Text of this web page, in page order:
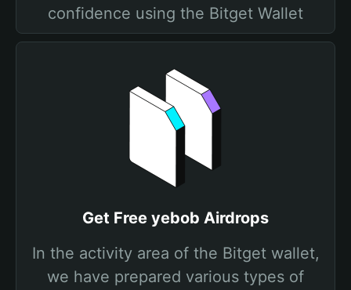
confidence using the Bitget Wallet
Get Free yebob Airdrops
In the activity area of the Bitget wallet,
we have prepared various types of